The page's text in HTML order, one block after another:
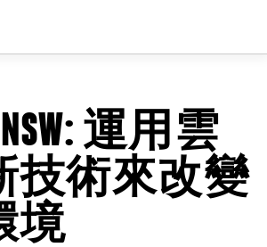
: 運用雲
技術來改變
境